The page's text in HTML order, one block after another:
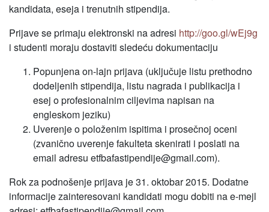
kandidata, eseja i trenutnih stipendija.
Prijave se primaju elektronski na adresi http://goo.gl/wEj9g
i studenti moraju dostaviti sledeću dokumentaciju
Popunjena on-lajn prijava (uključuje listu prethodno
dodeljenih stipendija, listu nagrada i publikacija i
esej o profesionalnim ciljevima napisan na
engleskom jeziku)
Uverenje o položenim ispitima i prosečnoj oceni
(zvanično uverenje fakulteta skenirati i poslati na
email adresu etfbafastipendije@gmail.com).
Rok za podnošenje prijava je 31. oktobar 2015. Dodatne
informacije zainteresovani kandidati mogu dobiti na e-mejl